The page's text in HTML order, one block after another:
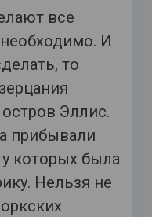
все
И
то
Эллис.
прибывали
которых была
Нельзя не